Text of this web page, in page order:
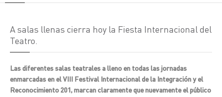
A salas llenas cierra hoy la Fiesta Internacional del
Teatro.
Las diferentes salas teatrales a lleno en todas las jornadas
enmarcadas en el VIII Festival Internacional de la Integración y el
Reconocimiento 201, marcan claramente que nuevamente el público